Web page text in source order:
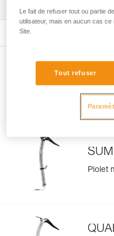
Référence : U19 MAR
Conditionnement : 1
Télécharger le pdf
accessories-1
FAQ
Voir tous les contenus
Autres produits
Produits
Piolet
Le fait de refuser tout ou partie
utilisateur, mais en aucun cas
Site.
Tout refuser